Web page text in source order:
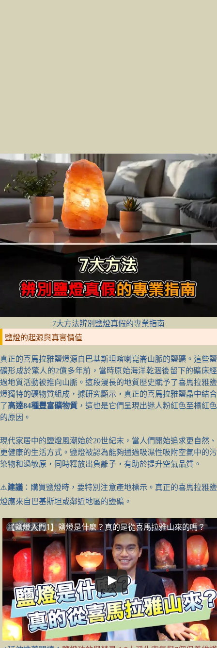
7大方法辨別鹽燈真假的專業指南
鹽燈的起源與真實價值
真正的喜馬拉雅鹽燈源自巴基斯坦喀喇崑崙山脈的鹽礦。這些鹽
礦形成於驚人的2億多年前，當時原始海洋乾涸後留下的礦床經
過地質活動被推向山脈。這段漫長的地質歷史賦予了喜馬拉雅鹽
燈獨特的礦物質組成，據研究顯示，真正的喜馬拉雅鹽晶中結合
了高達84種豐富礦物質 ，這也是它們呈現出迷人粉紅色至橘紅色
的原因。
現代家居中的鹽燈風潮始於20世紀末，當人們開始追求更自然、
更健康的生活方式。鹽燈被認為能夠通過吸濕性吸附空氣中的污
染物和過敏原，同時釋放出負離子，有助於提升空氣品質。
⚠️建議 ：購買鹽燈時，要特別注意產地標示。真正的喜馬拉雅鹽
燈應來自巴基斯坦或鄰近地區的鹽礦。
【鹽燈入門1】鹽燈是什麼？真的是從喜馬拉雅山來的嗎？